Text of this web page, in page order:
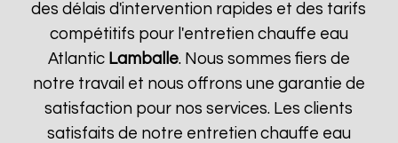
des délais d'intervention rapides et des tarifs
compétitifs pour l'entretien chauffe eau
Atlantic Lamballe. Nous sommes fiers de
notre travail et nous offrons une garantie de
satisfaction pour nos services. Les clients
satisfaits de notre entretien chauffe eau